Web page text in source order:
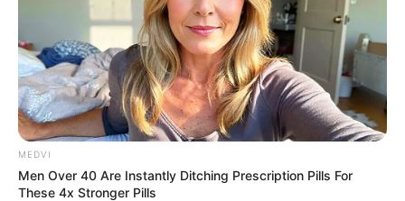
MEDVI
Men Over 40 Are Instantly Ditching Prescription Pills For
These 4x Stronger Pills